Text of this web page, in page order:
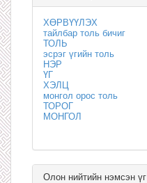
ХӨРВҮҮЛЭХ
тайлбар толь бичиг
ТОЛЬ
эсрэг үгийн толь
НЭР
ҮГ
ХЭЛЦ
монгол орос толь
ТОРОГ
МОНГОЛ
Олон нийтийн нэмсэн үг